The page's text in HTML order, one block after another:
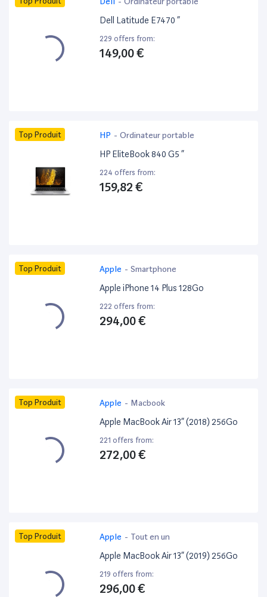
Dell Latitude E7470 ”
229 offers from:
149,00 €
Top Produit HP - Ordinateur portable
HP EliteBook 840 G5 ”
224 offers from:
159,82 €
Top Produit Apple - Smartphone
Apple iPhone 14 Plus 128Go
222 offers from:
294,00 €
Top Produit Apple - Macbook
Apple MacBook Air 13” (2018) 256Go
221 offers from:
272,00 €
Top Produit Apple - Tout en un
Apple MacBook Air 13” (2019) 256Go
219 offers from:
296,00 €